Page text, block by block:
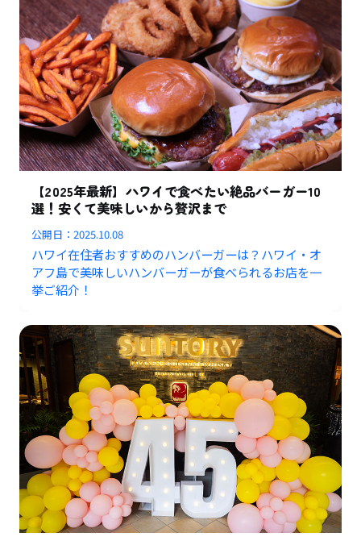
【2025年最新】ハワイで食べたい絶品バーガー10
選！安くて美味しいから贅沢まで
公開日：2025.10.08
ハワイ在住者おすすめのハンバーガーは？ハワイ・オ
アフ島で美味しいハンバーガーが食べられるお店を一
挙ご紹介！